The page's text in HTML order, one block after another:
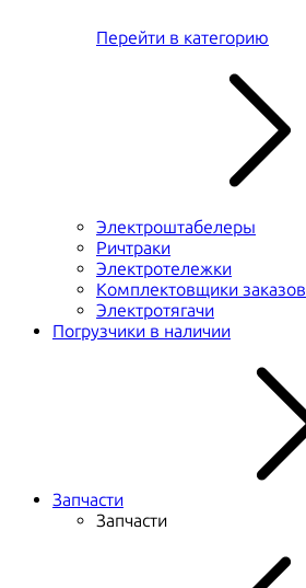
Перейти в категорию
Электроштабелеры
Ричтраки
Электротележки
Комплектовщики заказов
Электротягачи
Погрузчики в наличии
Запчасти
Запчасти